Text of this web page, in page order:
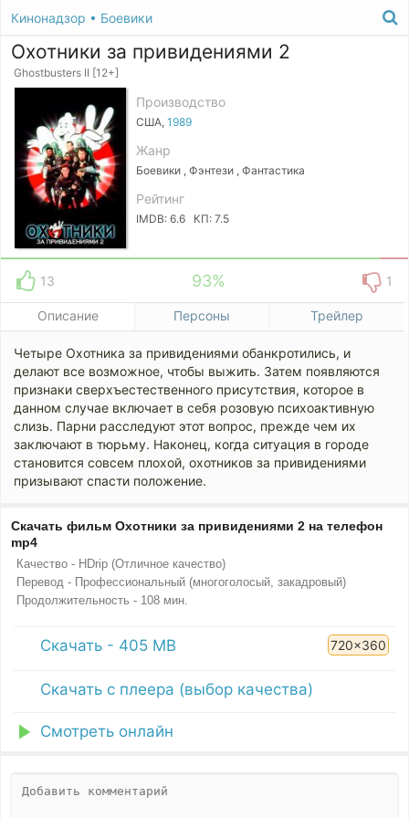
Кинонадзор • Боевики
Охотники за привидениями 2
Ghostbusters II [12+]
Производство
США, 1989
Жанр
Боевики , Фэнтези , Фантастика
Рейтинг
IMDB: 6.6 КП: 7.5
13 93% 1
Описание Персоны Трейлер
Четыре Охотника за привидениями обанкротились, и
делают все возможное, чтобы выжить. Затем появляются
признаки сверхъестественного присутствия, которое в
данном случае включает в себя розовую психоактивную
слизь. Парни расследуют этот вопрос, прежде чем их
заключают в тюрьму. Наконец, когда ситуация в городе
становится совсем плохой, охотников за привидениями
призывают спасти положение.
Скачать фильм Охотники за привидениями 2 на телефон
mp4
Качество - HDrip (Отличное качество)
Перевод - Профессиональный (многоголосый, закадровый)
Продолжительность - 108 мин.
Скачать - 405 MB 720x360
Скачать с плеера (выбор качества)
Смотреть онлайн